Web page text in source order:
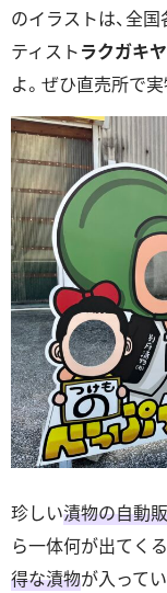
のイラストは、全
ティストラクガキ
よ。ぜひ直売所で
珍しい漬物の自動
ら一体何が出てく
得な漬物が入って